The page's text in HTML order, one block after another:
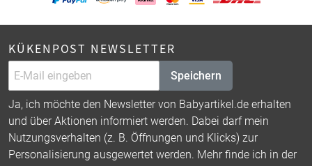
KÜKENPOST NEWSLETTER
Speichern
Ja, ich möchte den Newsletter von Babyartikel.de erhalten
und über Aktionen informiert werden. Dabei darf mein
Nutzungsverhalten (z. B. Öffnungen und Klicks) zur
Personalisierung ausgewertet werden. Mehr finde ich in der